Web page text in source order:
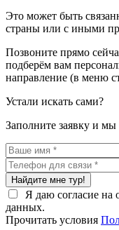
Это может быть
страны или с иными
Позвоните прямо
подберём вам
направление (в меню
Устали искать сами?
Заполните заявку и
Найдите мне тур!
Я даю согласие на
данных.
Прочитать условия